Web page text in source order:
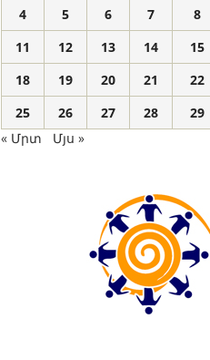
4
5 6 7 8
11
12 13 14 15
18
19 20 21 22
25
26 27 28 29
« Մրտ
Մյս »